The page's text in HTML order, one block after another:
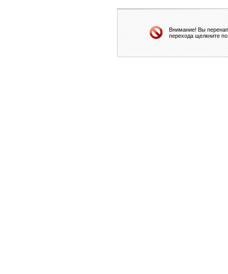
Внимание! Вы
перехода щелкните